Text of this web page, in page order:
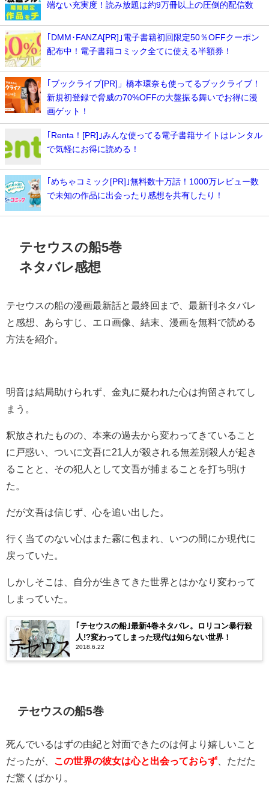
端ない充実度！読み放題は約9万冊以上の圧倒的配信数
｢DMM･FANZA[PR]｣電子書籍初回限定50％OFFクーポン
配布中！電子書籍コミック全てに使える半額券！
｢ブックライブ[PR]」橋本環奈も使ってるブックライブ！
新規初登録で脅威の70%OFFの大盤振る舞いでお得に漫
画ゲット！
｢Renta！[PR]｣みんな使ってる電子書籍サイトはレンタル
で気軽にお得に読める！
｢めちゃコミック[PR]｣無料数十万話！1000万レビュー数
で未知の作品に出会ったり感想を共有したり！
テセウスの船5巻
ネタバレ感想
テセウスの船の漫画最新話と最終回まで、最新刊ネタバレ
と感想、あらすじ、エロ画像、結末、漫画を無料で読める
方法を紹介。
明音は結局助けられず、金丸に疑われた心は拘留されてし
まう。
釈放されたものの、本来の過去から変わってきていること
に戸惑い、ついに文吾に21人が殺される無差別殺人が起き
ることと、その犯人として文吾が捕まることを打ち明け
た。
だが文吾は信じず、心を追い出した。
行く当てのない心はまた霧に包まれ、いつの間にか現代に
戻っていた。
しかしそこは、自分が生きてきた世界とはかなり変わって
しまっていた。
｢テセウスの船｣最新4巻ネタバレ。ロリコン暴行殺
人!?変わってしまった現代は知らない世界！
2018.6.22
テセウスの船5巻
死んでいるはずの由紀と対面できたのは何より嬉しいこと
だったが、
この世界の彼女は心と出会っておらず 、ただた
だ驚くばかり。